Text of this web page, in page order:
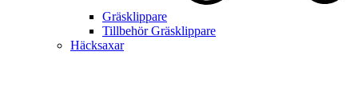
Gräsklippare
Tillbehör Gräsklippare
Häcksaxar